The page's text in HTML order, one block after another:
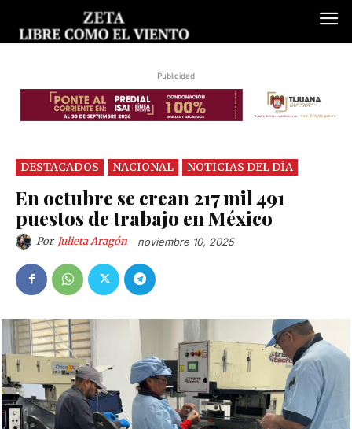
Publicidad
DESTACADOS NACIONAL NOTICIAS DEL DÍA
En octubre se crean 217 mil 491
puestos de trabajo en México
Por Julieta Aragón noviembre 10, 2025